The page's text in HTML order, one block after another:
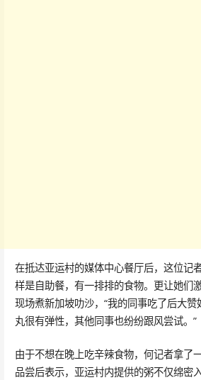
在抵达亚运村的媒体中心餐厅后，这位记
样是自助餐，有一排排的食物。更让她们
现场煮新加坡叻沙，“我的同事吃了后大
丸很有弹性，其他同事也纷纷跟风尝试。”
由于不想在晚上吃辛辣食物，何记者拿了
品尝后表示，亚运村内提供的粥不仅绵密